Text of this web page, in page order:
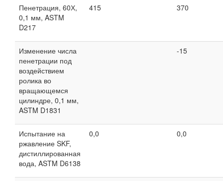
Пенетрация, 60Х,
0,1 мм, ASTM
D217
415 370
Изменение числа
пенетрации под
воздействием
ролика во
вращающемся
цилиндре, 0,1 мм,
ASTM D1831
-15
Испытание на
ржавление SKF,
дистиллированная
вода, ASTM D6138
0,0 0,0